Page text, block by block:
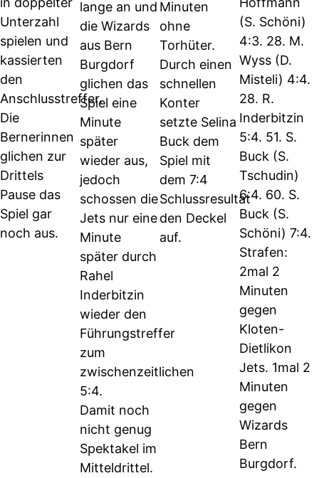
Unterzahl
spielen und
kassierten
den
Anschlusstreffer.
Die
Bernerinnen
glichen zur
Drittels
Pause das
Spiel gar
noch aus.
lange an und
die Wizards
aus Bern
Burgdorf
glichen das
Spiel eine
Minute
später
wieder aus,
jedoch
schossen die
Jets nur eine
Minute
später durch
Rahel
Inderbitzin
wieder den
Führungstreffer
zum
zwischenzeitlichen
5:4.
Damit noch
nicht genug
Spektakel im
Mitteldrittel.
Minuten
ohne
Torhüter.
Durch einen
schnellen
Konter
setzte Selina
Buck dem
Spiel mit
dem 7:4
Schlussresultat
den Deckel
auf.
(S. Schöni)
4:3. 28. M.
Wyss (D.
Misteli) 4:4.
28. R.
Inderbitzin
5:4. 51. S.
Buck (S.
Tschudin)
6:4. 60. S.
Buck (S.
Schöni) 7:4.
Strafen:
2mal 2
Minuten
gegen
Kloten-
Dietlikon
Jets. 1mal 2
Minuten
gegen
Wizards
Bern
Burgdorf.